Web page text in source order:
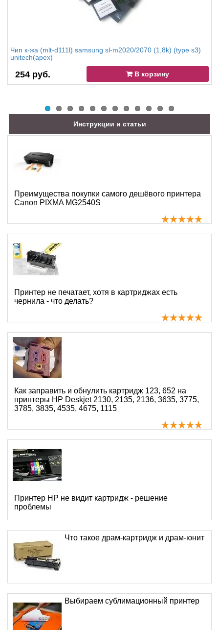
Чип к-жа (mlt-d111l) samsung sl-m2020/2070 (1,8k) (type s3)
unitech(apex)
254 руб. В корзину
Инструкции и статьи
Преимущества покупки самого дешёвого принтера
Canon PIXMA MG2540S
Принтер не печатает, хотя в картриджах есть
чернила - что делать?
Как заправить и обнулить картридж 123, 652 на
принтеры HP Deskjet 2130, 2135, 2136, 3635, 3775,
3785, 3835, 4535, 4675, 1115
Принтер HP не видит картридж - решение
проблемы
Что такое драм-картридж и драм-юнит
Выбираем сублимационный принтер